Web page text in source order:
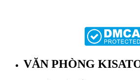
VĂN PHÒNG